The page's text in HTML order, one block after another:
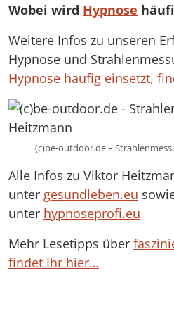
Wobei wird Hypnose
Weitere Infos zu unseren
Hypnose und
Hypnose häufig einsetzt,
(c)be-outdoor.de –
Alle Infos zu Viktor
unter gesundleben.eu
unter hypnoseprofi.eu
Mehr Lesetipps über
findet Ihr hier…